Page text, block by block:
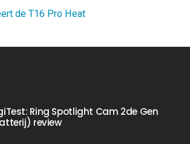
de T16 Pro Heat
Ring Spotlight Cam 2de Gen
review